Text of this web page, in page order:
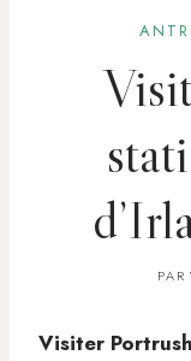
PAR
Visiter Portrush